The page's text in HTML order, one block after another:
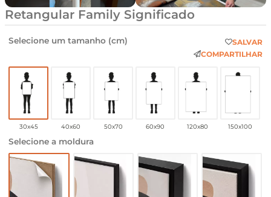
Retangular Family Significado
Selecione um tamanho (cm)
SALVAR
COMPARTILHAR
30x45 40x60 50x70 60x90 120x80 150x100
Selecione a moldura